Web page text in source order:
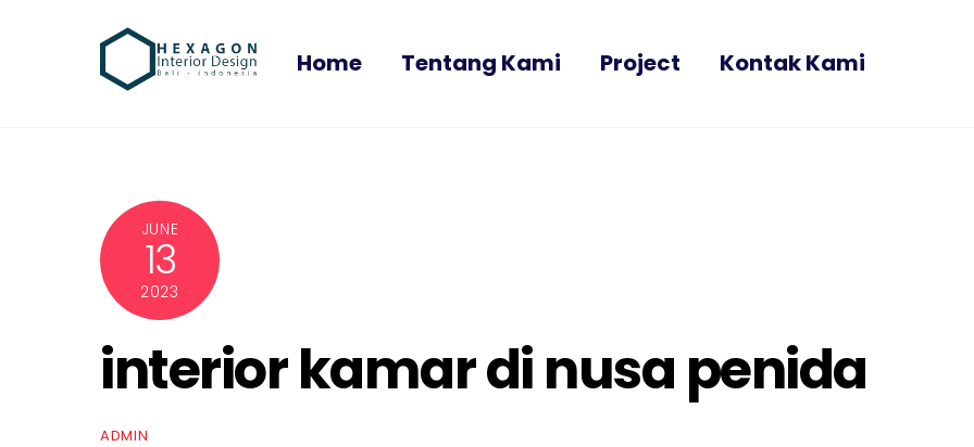
Home Tentang Kami Project Kontak Kami
JUNE
13
2023
interior kamar di nusa penida
ADMIN